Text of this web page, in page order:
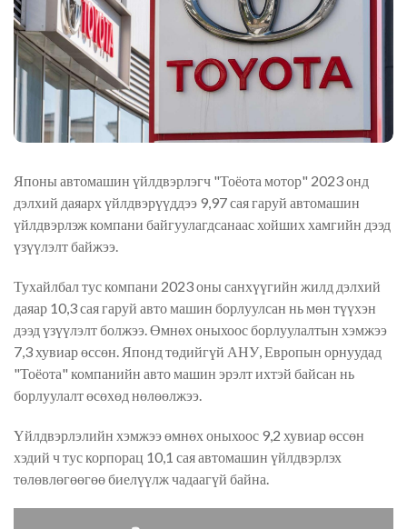
Японы автомашин үйлдвэрлэгч "Тоёота мотор" 2023 онд
дэлхий даяарх үйлдвэрүүддээ 9,97 сая гаруй автомашин
үйлдвэрлэж компани байгуулагдсанаас хойших хамгийн дээд
үзүүлэлт байжээ.
Тухайлбал тус компани 2023 оны санхүүгийн жилд дэлхий
даяар 10,3 сая гаруй авто машин борлуулсан нь мөн түүхэн
дээд үзүүлэлт болжээ. Өмнөх оныхоос борлуулалтын хэмжээ
7,3 хувиар өссөн. Японд төдийгүй АНУ, Европын орнуудад
"Тоёота" компанийн авто машин эрэлт ихтэй байсан нь
борлуулалт өсөхөд нөлөөлжээ.
Үйлдвэрлэлийн хэмжээ өмнөх оныхоос 9,2 хувиар өссөн
хэдий ч тус корпорац 10,1 сая автомашин үйлдвэрлэх
төлөвлөгөөгөө биелүүлж чадаагүй байна.